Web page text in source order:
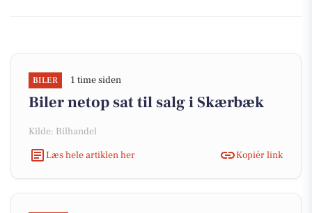
BILER 1 time siden
Biler netop sat til salg i Skærbæk
Kilde: Bilhandel
Læs hele artiklen her
Kopiér link